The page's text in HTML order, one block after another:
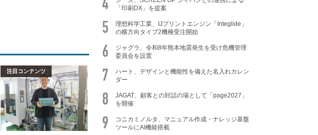
注目コンテンツ
「印刷DX」を提案
理想科学工業、IJプリントエンジン「Integlide」
の横方向タイプ2機種受注開始
ジャグラ、令和8年熊本地震発生を受け危機管理
委員会を設置
ハート、デザインと機能性を備えた名入れカレン
ダー
JAGAT、顧客との対話の場として「page2027」
を開催
コニカミノルタ、マニュアル作成・ナレッジ基盤
ツールにAI機能搭載